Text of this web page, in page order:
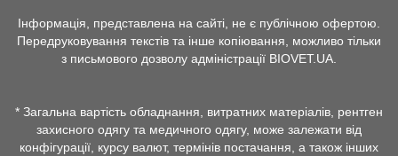
Інформація, представлена на сайті, не є публічною офертою.
Передруковування текстів та інше копіювання, можливо тільки
з письмового дозволу адміністрації BIOVET.UA.
* Загальна вартість обладнання, витратних матеріалів, рентген
захисного одягу та медичного одягу, може залежати від
конфігурації, курсу валют, термінів постачання, а також інших